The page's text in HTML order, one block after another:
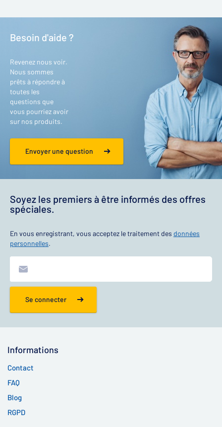
Besoin d'aide ?
Revenez nous voir.
Nous sommes
prêts à répondre à
toutes les
questions que
vous pourriez avoir
sur nos produits.
Envoyer une question
Soyez les premiers à être informés des offres
spéciales.
En vous enregistrant, vous acceptez le traitement des données
personnelles.
Se connecter
Informations
Contact
FAQ
Blog
RGPD